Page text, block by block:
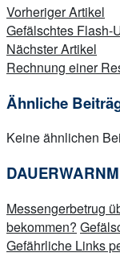
Vorheriger Artikel
Gefälschtes Flash-
Nächster Artikel
Rechnung einer
Ähnliche
Keine ähnlichen
Messengerbetrug
bekommen?
Gefährliche Links